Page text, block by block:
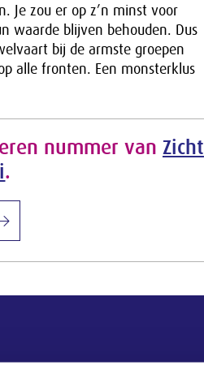
Je zou er op z’n minst voor
waarde blijven behouden. Dus
bij de armste groepen
alle fronten. Een monsterklus
nummer van Zicht
.